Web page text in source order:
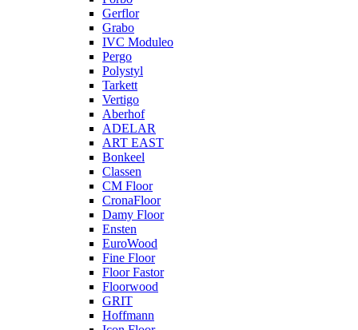
Gerflor
Grabo
IVC Moduleo
Pergo
Polystyl
Tarkett
Vertigo
Aberhof
ADELAR
ART EAST
Bonkeel
Classen
CM Floor
CronaFloor
Damy Floor
Ensten
EuroWood
Fine Floor
Floor Fastor
Floorwood
GRIT
Hoffmann